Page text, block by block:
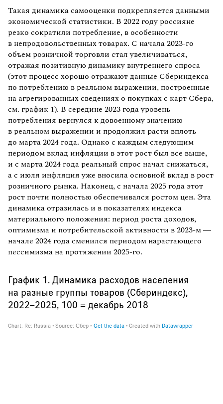
Такая динамика самооценки подкрепляется данными
экономической статистики. В 2022 году россияне
резко сократили потребление, в особенности
в непродовольственных товарах. С начала 2023-го
объем розничной торговли стал увеличиваться,
отражая позитивную динамику внутреннего спроса
(этот процесс хорошо отражаютданные Сбериндекса
по потреблению в реальном выражении, построенные
на агрегированных сведениях о покупках с карт Сбера,
см. график 1). В середине 2023 года уровень
потребления вернулся к довоенному значению
в реальном выражении и продолжил расти вплоть
до марта 2024 года. Однако с каждым следующим
периодом вклад инфляции в этот рост был все выше,
и с марта 2024 года реальный спрос начал снижаться,
а с июля инфляция уже вносила основной вклад в рост
розничного рынка. Наконец, с начала 2025 года этот
рост почти полностью обеспечивался ростом цен. Эта
динамика отразилась и в показателях индекса
материального положения: период роста доходов,
оптимизма и потребительской активности в 2023-м —
начале 2024 года сменился периодом нарастающего
пессимизма на протяжении 2025-го.
График 1. Динамика расходов населения
на разные группы товаров (Сбериндекс),
2022–2025, 100 = декабрь 2018